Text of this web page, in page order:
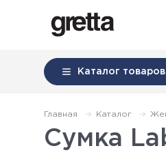
Каталог товаров
Главная Каталог
Сумка